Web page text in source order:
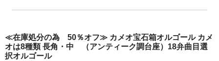
店舗情報
≪在庫処分の為 50％オフ≫ カメオ宝石箱オルゴール カメ
オは8種類 長角・中 （アンティーク調台座）18弁曲目選
択オルゴール